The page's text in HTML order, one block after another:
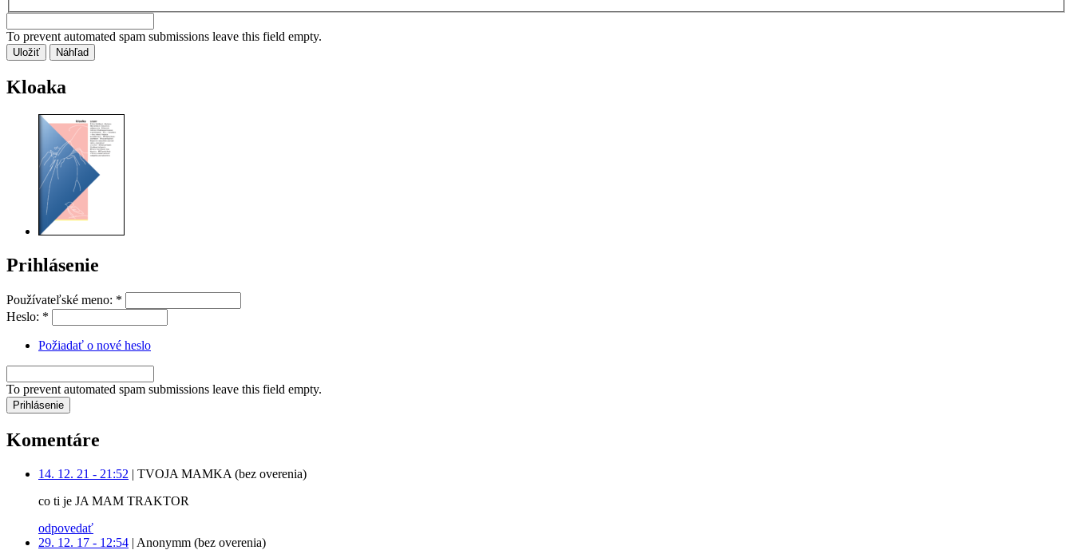
To prevent automated spam submissions leave this field empty.
Kloaka
Prihlásenie
Používateľské meno: *
Heslo: *
Požiadať o nové heslo
To prevent automated spam submissions leave this field empty.
Komentáre
14. 12. 21 - 21:52 | TVOJA MAMKA (bez overenia)
co ti je JA MAM TRAKTOR
odpovedať
29. 12. 17 - 12:54 | Anonymm (bez overenia)